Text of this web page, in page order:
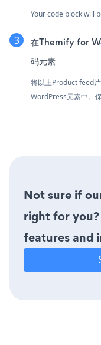
Your code block will
在Themify for
码元素
将以上Product feed
WordPress元素中。
Not sure if
right for
features and